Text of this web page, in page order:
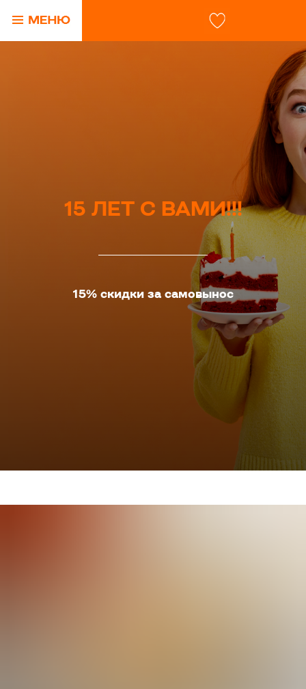
15 ЛЕТ С ВАМИ!!!
15% скидки за самовынос